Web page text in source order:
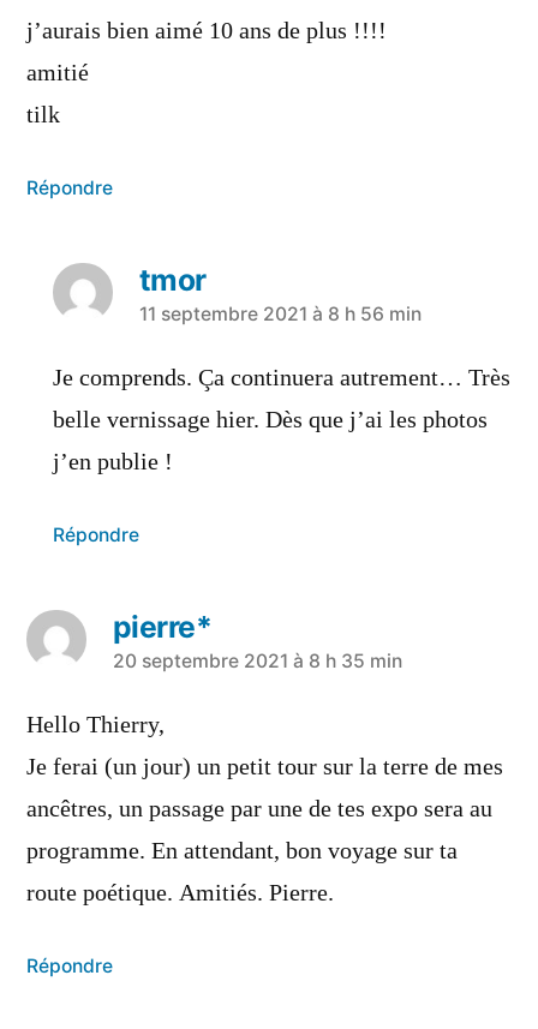
dit :
j’aurais bien aimé 10 ans de plus !!!!
amitié
tilk
Répondre
tmor
a
dit :
11 septembre 2021 à 8 h 56 min
Je comprends. Ça continuera autrement… Très
belle vernissage hier. Dès que j’ai les photos
j’en publie !
Répondre
pierre*
a
dit :
20 septembre 2021 à 8 h 35 min
Hello Thierry,
Je ferai (un jour) un petit tour sur la terre de mes
ancêtres, un passage par une de tes expo sera au
programme. En attendant, bon voyage sur ta
route poétique. Amitiés. Pierre.
Répondre